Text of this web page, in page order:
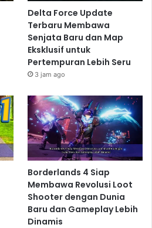
Delta Force Update
Terbaru Membawa
Senjata Baru dan Map
Eksklusif untuk
Pertempuran Lebih Seru
3 jam ago
Borderlands 4 Siap
Membawa Revolusi Loot
Shooter dengan Dunia
Baru dan Gameplay Lebih
Dinamis